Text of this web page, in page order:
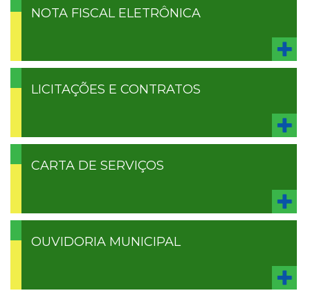
NOTA FISCAL ELETRÔNICA
LICITAÇÕES E CONTRATOS
CARTA DE SERVIÇOS
OUVIDORIA MUNICIPAL